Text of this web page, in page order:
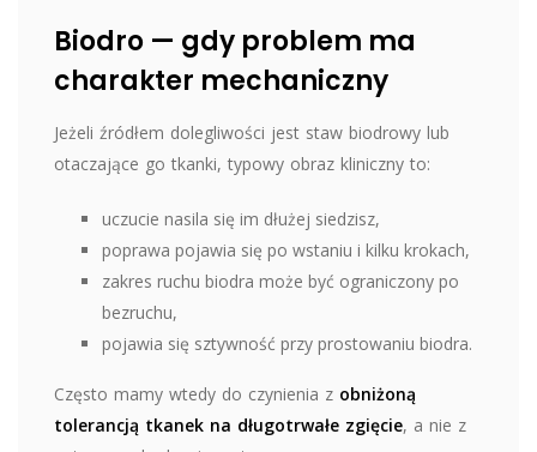
Biodro — gdy problem ma
charakter mechaniczny
Jeżeli źródłem dolegliwości jest staw biodrowy lub
otaczające go tkanki, typowy obraz kliniczny to:
uczucie nasila się im dłużej siedzisz,
poprawa pojawia się po wstaniu i kilku krokach,
zakres ruchu biodra może być ograniczony po
bezruchu,
pojawia się sztywność przy prostowaniu biodra.
Często mamy wtedy do czynienia z obniżoną
tolerancją tkanek na długotrwałe zgięcie, a nie z